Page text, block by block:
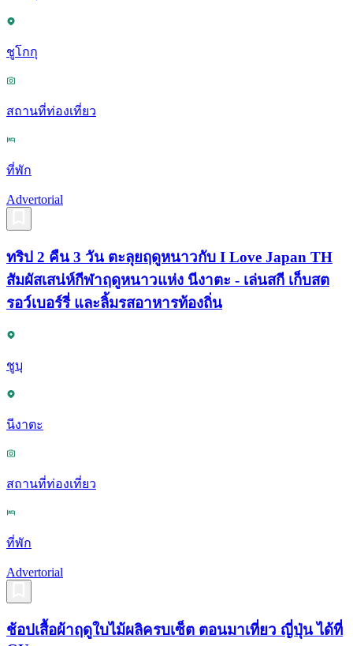
ชูโกกุ
สถานที่ท่องเที่ยว
ที่พัก
Advertorial
ทริป 2 คืน 3 วัน ตะลุยฤดูหนาวกับ I Love Japan TH
สัมผัสเสน่ห์กีฬาฤดูหนาวแห่ง นีงาตะ - เล่นสกี เก็บสต
รอว์เบอร์รี่ และลิ้มรสอาหารท้องถิ่น
ชูบุ
นีงาตะ
สถานที่ท่องเที่ยว
ที่พัก
Advertorial
ช้อปเสื้อผ้าฤดูใบไม้ผลิครบเซ็ต ตอนมาเที่ยว ญี่ปุ่น ได้ที่